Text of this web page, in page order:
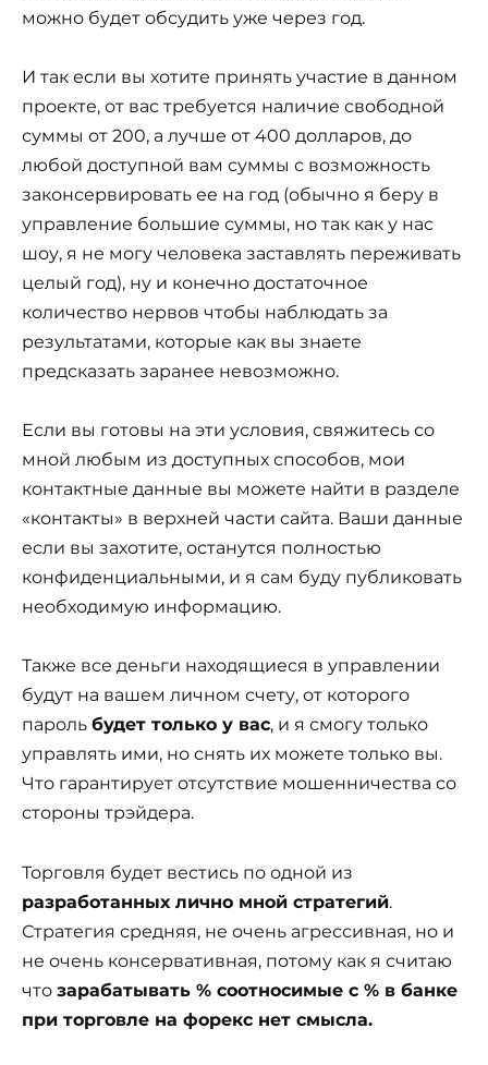
можно будет обсудить уже через год.
И так если вы хотите принять участие в данном
проекте, от вас требуется наличие свободной
суммы от 200, а лучше от 400 долларов, до
любой доступной вам суммы с возможность
законсервировать ее на год (обычно я беру в
управление большие суммы, но так как у нас
шоу, я не могу человека заставлять переживать
целый год), ну и конечно достаточное
количество нервов чтобы наблюдать за
результатами, которые как вы знаете
предсказать заранее невозможно.
Если вы готовы на эти условия, свяжитесь со
мной любым из доступных способов, мои
контактные данные вы можете найти в разделе
«контакты» в верхней части сайта. Ваши данные
если вы захотите, останутся полностью
конфиденциальными, и я сам буду публиковать
необходимую информацию.
Также все деньги находящиеся в управлении
будут на вашем личном счету, от которого
пароль будет только у вас, и я смогу только
управлять ими, но снять их можете только вы.
Что гарантирует отсутствие мошенничества со
стороны трэйдера.
Торговля будет вестись по одной из
разработанных лично мной стратегий.
Стратегия средняя, не очень агрессивная, но и
не очень консервативная, потому как я считаю
что зарабатывать % соотносимые с % в банке
при торговле на форекс нет смысла.